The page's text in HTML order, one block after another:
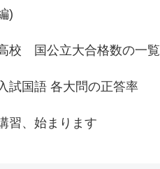
)
校 国公立大合格数の一覧
試国語 各大問の正答率
習、始まります